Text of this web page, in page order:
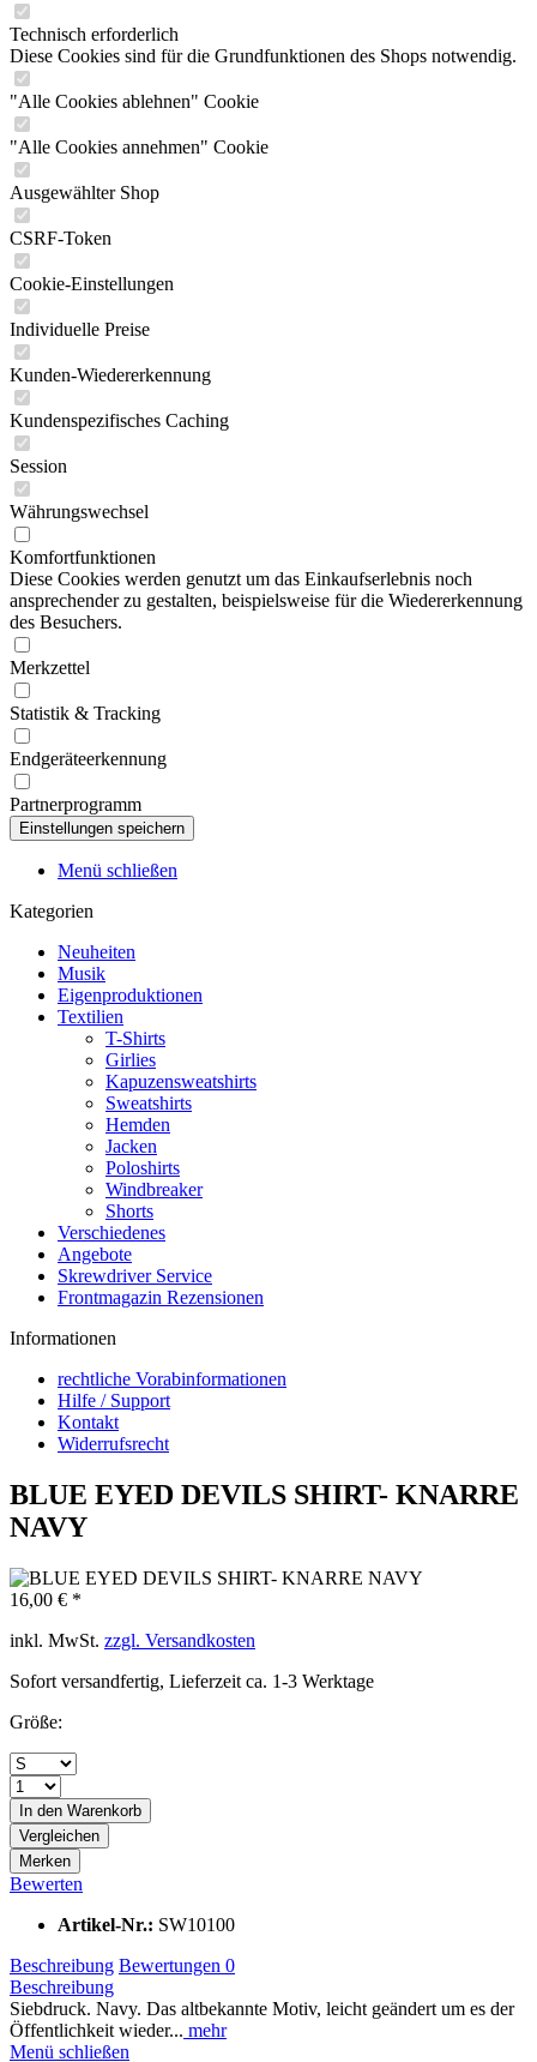
Technisch erforderlich
Diese Cookies sind für die Grundfunktionen des Shops notwendig.
"Alle Cookies ablehnen" Cookie
"Alle Cookies annehmen" Cookie
Ausgewählter Shop
CSRF-Token
Cookie-Einstellungen
Individuelle Preise
Kunden-Wiedererkennung
Kundenspezifisches Caching
Session
Währungswechsel
Komfortfunktionen
Diese Cookies werden genutzt um das Einkaufserlebnis noch
ansprechender zu gestalten, beispielsweise für die Wiedererkennung
des Besuchers.
Merkzettel
Statistik & Tracking
Endgeräteerkennung
Partnerprogramm
Menü schließen
Kategorien
Neuheiten
Musik
Eigenproduktionen
Textilien
T-Shirts
Girlies
Kapuzensweatshirts
Sweatshirts
Hemden
Jacken
Poloshirts
Windbreaker
Shorts
Verschiedenes
Angebote
Skrewdriver Service
Frontmagazin Rezensionen
Informationen
rechtliche Vorabinformationen
Hilfe / Support
Kontakt
Widerrufsrecht
BLUE EYED DEVILS SHIRT- KNARRE
NAVY
16,00 € *
inkl. MwSt. zzgl. Versandkosten
Sofort versandfertig, Lieferzeit ca. 1-3 Werktage
Größe:
In den Warenkorb
Vergleichen
Merken
Bewerten
Artikel-Nr.: SW10100
Beschreibung Bewertungen 0
Beschreibung
Siebdruck. Navy. Das altbekannte Motiv, leicht geändert um es der
Öffentlichkeit wieder... mehr
Menü schließen